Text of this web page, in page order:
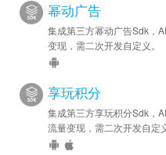
幂动广告
集成第三方幂动广告Sdk，
变现，需二次开发自定义。
享玩积分
集成第三方享玩积分Sdk，
流量变现，需二次开发自定义